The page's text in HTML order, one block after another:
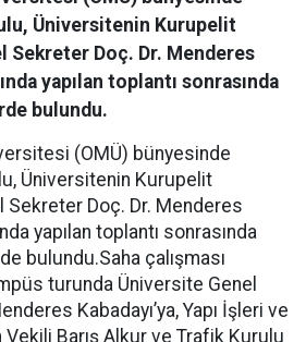
Üniversitenin Kurupelit
Sekreter Doç. Dr. Menderes
yapılan toplantı sonrasında
bulundu.
(OMÜ) bünyesinde
Üniversitenin Kurupelit
Sekreter Doç. Dr. Menderes
yapılan toplantı sonrasında
bulundu.Saha çalışması
turunda Üniversite Genel
Kabadayı’ya, Yapı İşleri ve
Vekili Barış Alkur ve Trafik Kurulu